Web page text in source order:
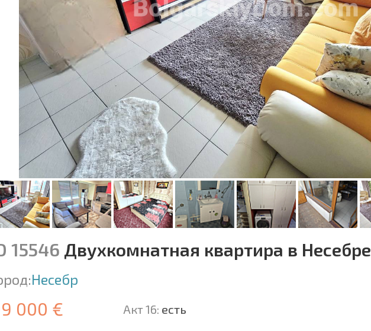
15546 Двухкомнатная квартира в Несебре
Несебр
000 € Акт 16: есть